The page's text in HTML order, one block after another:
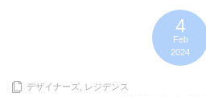
4
Feb
2024
デザイナーズ レジデンス